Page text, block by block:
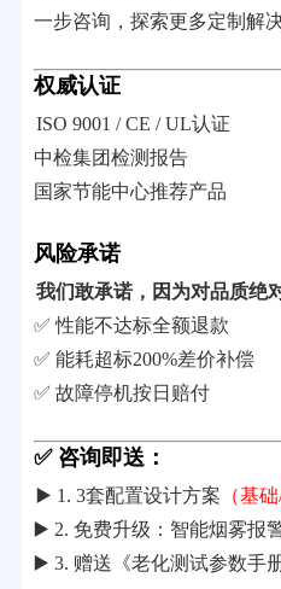
一步咨询，探索更多定制解决
权威认证
ISO 9001 / CE / UL认证
中检集团检测报告
国家节能中心推荐产品
风险承诺
我们敢承诺，因为对品质绝
✅ 性能不达标全额退款
✅ 能耗超标200%差价补偿
✅ 故障停机按日赔付
✅ 咨询即送：
▶️ 1. 3套配置设计方案 （基
▶️ 2. 免费升级：智能烟雾报
▶️ 3. 赠送《老化测试参数手